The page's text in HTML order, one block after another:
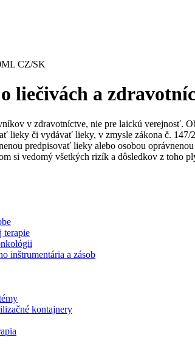
CZ/SK
liečivách a
v zdravotníctve, nie pre laickú verejnosť.
lieky či vydávať lieky, v zmysle zákona č.
predpisovať lieky alebo osobou
si vedomý všetkých rizík a dôsledkov z toho
terapie
inštrumentária a zásob
kontajnery